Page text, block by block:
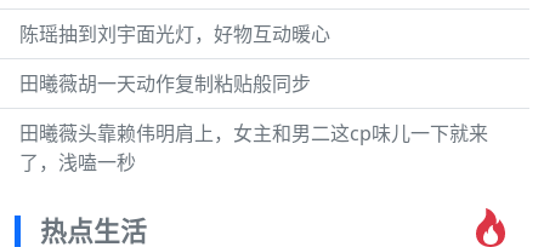
陈瑶抽到刘宇面光灯，好物互动暖心
田曦薇胡一天动作复制粘贴般同步
田曦薇头靠赖伟明肩上，女主和男二这cp味儿一下就来
了，浅嗑一秒
热点生活